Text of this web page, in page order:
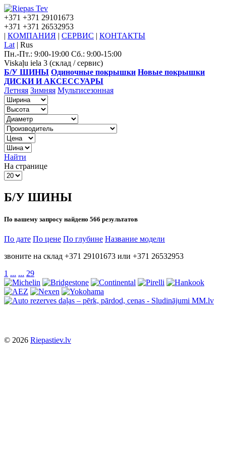
+371 +371 29101673
+371 +371 26532953
| КОМПАНИЯ | СЕРВИС | КОНТАКТЫ
Lat | Rus
Пн.-Пт.: 9:00-19:00 Сб.: 9:00-15:00
Viskaļu iela 3 (склад / сервис)
Б/У ШИНЫ Одиночные покрышки Новые покрышки
ДИСКИ И АКСЕССУАРЫ
Летняя Зимняя Мультисезонная
Найти
На странице
Б/У ШИНЫ
По вашему запросу найдено 566 результатов
По дате По цене По глубине Название модели
звоните на склад +371 29101673 или +371 26532953
1 ... ... 29
© 2026 Riepastiev.lv